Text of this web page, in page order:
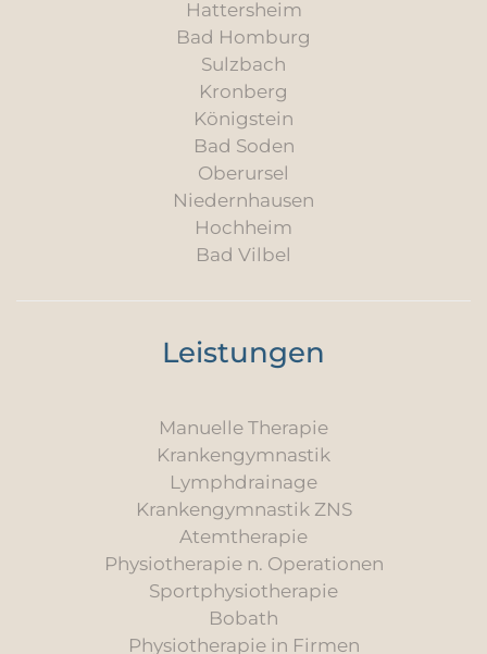
Hattersheim
Bad Homburg
Sulzbach
Kronberg
Königstein
Bad Soden
Oberursel
Niedernhausen
Hochheim
Bad Vilbel
Leistungen
Manuelle Therapie
Krankengymnastik
Lymphdrainage
Krankengymnastik ZNS
Atemtherapie
Physiotherapie n. Operationen
Sportphysiotherapie
Bobath
Physiotherapie in Firmen